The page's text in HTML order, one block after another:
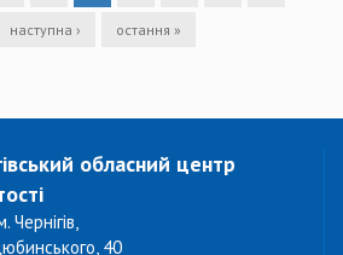
наступна › остання »
обласний центр
Чернігів,
40